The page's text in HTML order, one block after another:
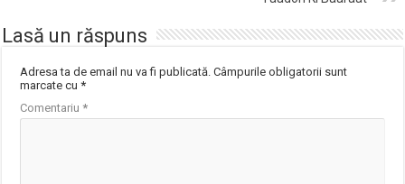
Lasă un răspuns
Adresa ta de email nu va fi publicată. Câmpurile obligatorii sunt
marcate cu*
Comentariu*